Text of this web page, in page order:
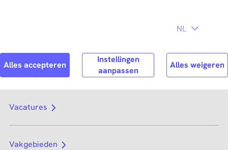
Search Zoek
Vacatures
Vakgebieden